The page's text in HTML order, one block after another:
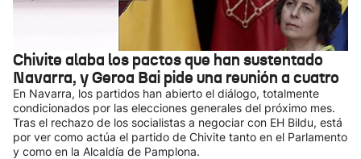
Chivite alaba los pactos que han sustentado
Navarra, y Geroa Bai pide una reunión a cuatro
En Navarra, los partidos han abierto el diálogo, totalmente
condicionados por las elecciones generales del próximo mes.
Tras el rechazo de los socialistas a negociar con EH Bildu, está
por ver como actúa el partido de Chivite tanto en el Parlamento
y como en la Alcaldía de Pamplona.